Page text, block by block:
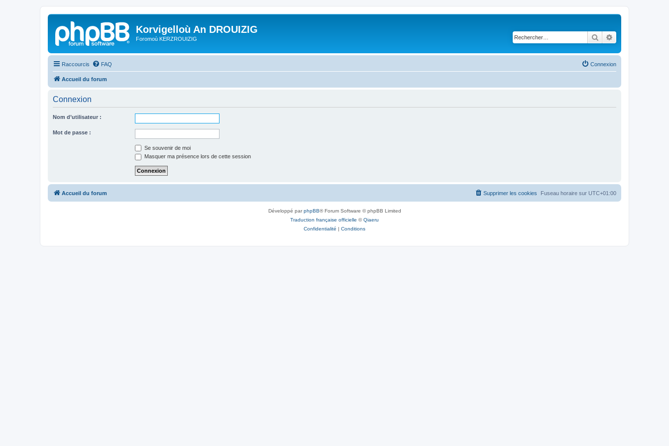
Korvigelloù An DROUIZIG
Foromoù KERZROUIZIG Rechercher
Raccourcis FAQ Connexion
Accueil du forum
Connexion
Nom d’utilisateur :
Mot de passe :
Se souvenir de moi
Masquer ma présence lors de cette session
Accueil du forum Fuseau horaire sur UTC+01:00
Supprimer les cookies
Développé parphpBB® Forum Software © phpBB Limited
Traduction française officielle ©Qiaeru
Confidentialité | Conditions